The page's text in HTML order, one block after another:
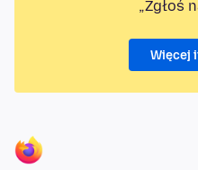
„Zgłoś
Więcej